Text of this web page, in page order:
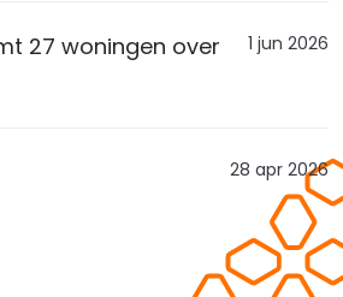
27 woningen over
1 jun 2026
28 apr 2026